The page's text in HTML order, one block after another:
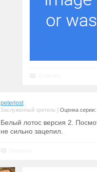
peterlost
Заслуженный зритель Оценка серии:
Белый лотос версия 2.
не сильно зацепил.